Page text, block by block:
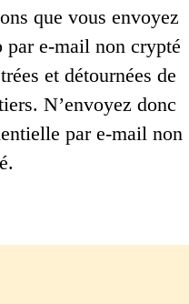
que vous envoyez
par e-mail non crypté
et détournées de
N’envoyez donc
par e-mail non